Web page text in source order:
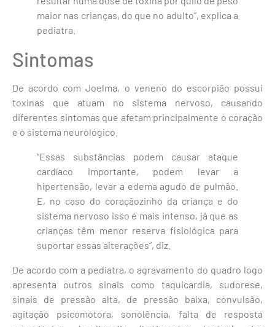
maior nas crianças, do que no adulto”, explica a
pediatra.
Sintomas
De acordo com Joelma, o veneno do escorpião possui
toxinas que atuam no sistema nervoso, causando
diferentes sintomas que afetam principalmente o coração
e o sistema neurológico.
“Essas substâncias podem causar ataque
cardíaco importante, podem levar a
hipertensão, levar a edema agudo de pulmão.
E, no caso do coraçãozinho da criança e do
sistema nervoso isso é mais intenso, já que as
crianças têm menor reserva fisiológica para
suportar essas alterações”, diz.
De acordo com a pediatra, o agravamento do quadro logo
apresenta outros sinais como taquicardia, sudorese,
sinais de pressão alta, de pressão baixa, convulsão,
agitação psicomotora, sonolência, falta de resposta